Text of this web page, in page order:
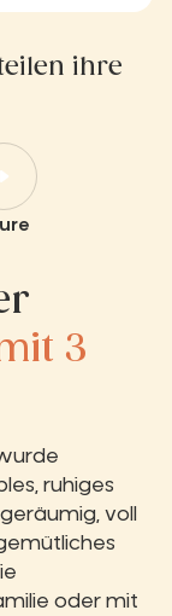
ihre
3
ruhiges
voll
oder mit